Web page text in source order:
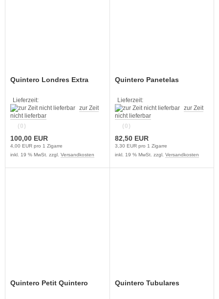
Quintero Londres Extra
Lieferzeit:
zur Zeit
nicht lieferbar
(0)
100,00 EUR
4,00 EUR pro 1 Zigarre
inkl. 19 % MwSt. zzgl. Versandkosten
Quintero Panetelas
Lieferzeit:
zur Zeit
nicht lieferbar
(0)
82,50 EUR
3,30 EUR pro 1 Zigarre
inkl. 19 % MwSt. zzgl. Versandkosten
Quintero Petit Quintero Quintero Tubulares